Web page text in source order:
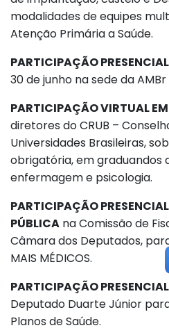
modalidades de equipes
Atenção Primária a Saúde.
PARTICIPAÇÃO
30 de junho na sede da
PARTICIPAÇÃO VIRTUAL
diretores do CRUB –
Universidades Brasileiras,
obrigatória, em graduandos
enfermagem e psicologia.
PARTICIPAÇÃO
PÚBLICA na Comissão de
Câmara dos Deputados,
MAIS MÉDICOS.
PARTICIPAÇÃO
Deputado Duarte Júnior
Planos de Saúde.